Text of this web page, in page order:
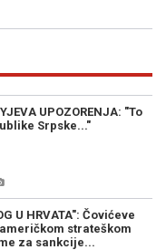
UPOZORENJA: "To
Srpske..."
U HRVATA": Čovićeve
strateškom
za sankcije...